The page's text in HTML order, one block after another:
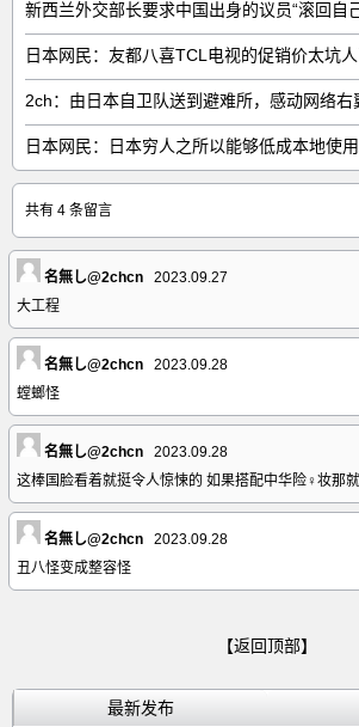
日本网民：友都八喜TCL电视的促销价太坑
共有 4 条留言
名無し@2chcn
2023.09.27
大工程
名無し@2chcn
2023.09.28
螳螂怪
名無し@2chcn
2023.09.28
这棒国脸看着就挺令人惊悚的 如果搭配中华险♀妆那
名無し@2chcn
2023.09.28
丑八怪变成整容怪
【返回顶部】
最新发布